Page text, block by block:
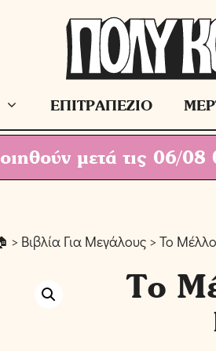
ΕΠΙΤΡΑΠΕΖΙΟ
μετά τις 06/08
> Βιβλία Για Μεγάλους> Το
Το